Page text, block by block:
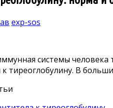
exp-sos
системы человека
к тиреоглобулину. В